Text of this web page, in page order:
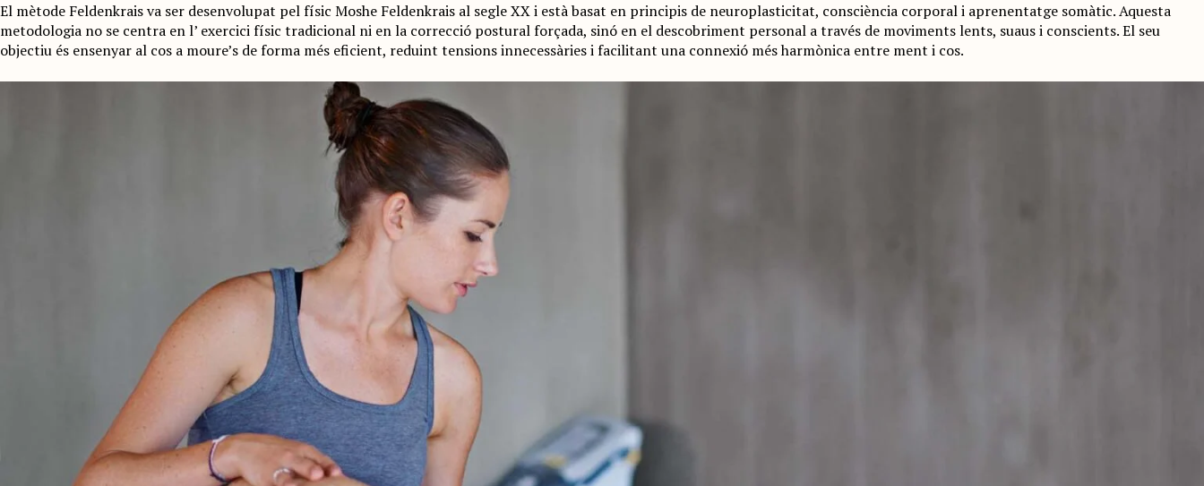
El mètode Feldenkrais va ser desenvolupat pel físic Moshe Feldenkrais al segle XX i està basat en principis de neuroplasticitat, consciència corporal i aprenentatge somàtic. Aquesta
metodologia no se centra en l’ exercici físic tradicional ni en la correcció postural forçada, sinó en el descobriment personal a través de moviments lents, suaus i conscients. El seu
objectiu és ensenyar al cos a moure’s de forma més eficient, reduint tensions innecessàries i facilitant una connexió més harmònica entre ment i cos.